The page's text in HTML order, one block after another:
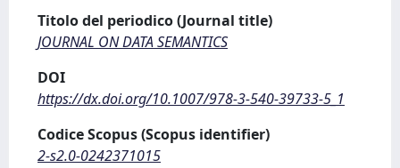
Titolo del periodico (Journal title)
JOURNAL ON DATA SEMANTICS
DOI
https://dx.doi.org/10.1007/978-3-540-39733-5_1
Codice Scopus (Scopus identifier)
2-s2.0-0242371015